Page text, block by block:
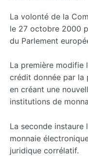
La volonté de la
le 27 octobre 2000
du Parlement
La première modifie
crédit donnée par la
en créant une
institutions de
La seconde instaure
monnaie
juridique corrélatif.